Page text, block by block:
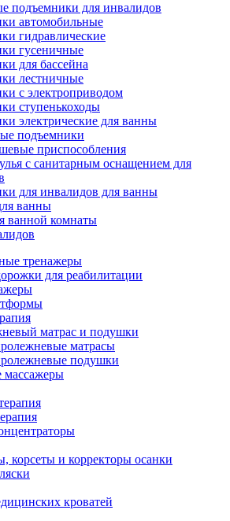
подъемники для инвалидов
автомобильные
гидравлические
гусеничные
для бассейна
лестничные
с электроприводом
ступенькоходы
электрические для ванны
подъемники
приспособления
с санитарным оснащением для
для инвалидов для ванны
ванны
ванной комнаты
тренажеры
для реабилитации
матрас и подушки
матрасы
подушки
массажеры
корсеты и корректоры осанки
кроватей